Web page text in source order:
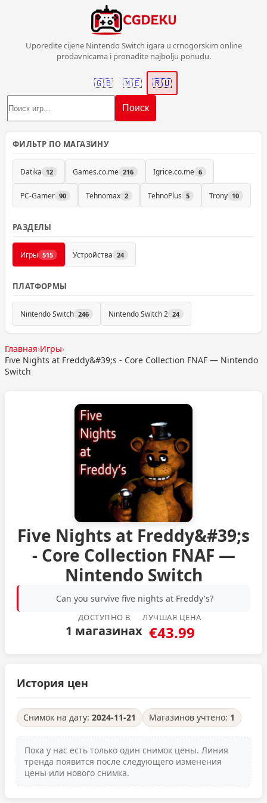
Uporedite cijene Nintendo Switch igara u crnogorskim online
prodavnicama i pronađite najbolju ponudu.
Поиск
🇬🇧 🇲🇪 🇷🇺
ФИЛЬТР ПО МАГАЗИНУ
Datika 12 Games.co.me 216 Igrice.co.me 6
PC-Gamer 90 Tehnomax 2 TehnoPlus 5 Trony 10
РАЗДЕЛЫ
Игры 515 Устройства 24
ПЛАТФОРМЫ
Nintendo Switch 246 Nintendo Switch 2 24
Главная›Игры›
Five Nights at Freddy&#39;s - Core Collection FNAF — Nintendo
Switch
Five Nights at Freddy&#39;s
- Core Collection FNAF —
Nintendo Switch
Can you survive five nights at Freddy's?
ДОСТУПНО В
1 магазинах
ЛУЧШАЯ ЦЕНА
€43.99
История цен
Снимок на дату: 2024-11-21 Магазинов учтено: 1
Пока у нас есть только один снимок цены. Линия
тренда появится после следующего изменения
цены или нового снимка.